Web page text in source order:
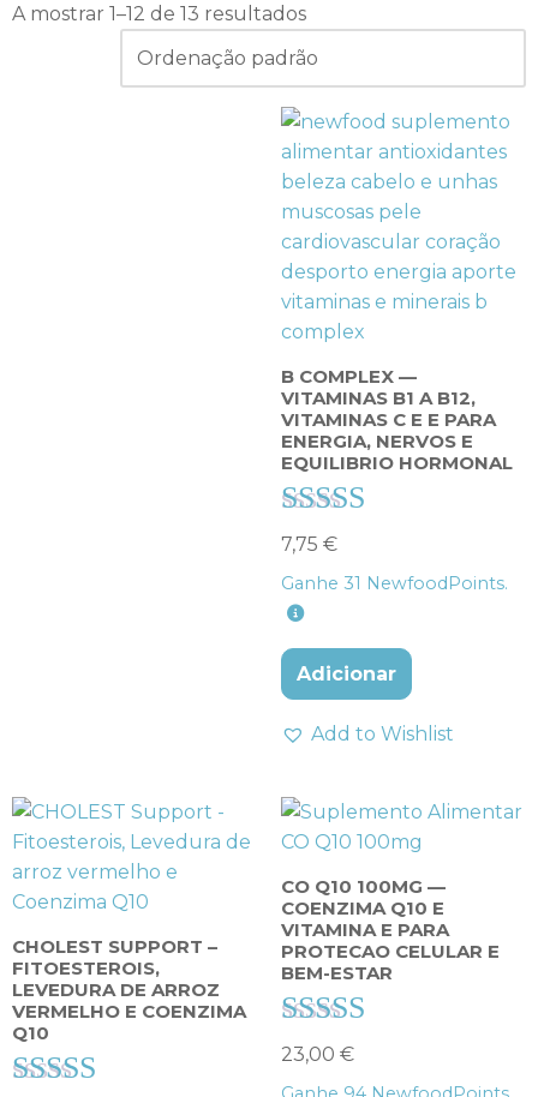
A mostrar 1–12 de 13 resultados
B COMPLEX —
VITAMINAS B1 A B12,
VITAMINAS C E E PARA
ENERGIA, NERVOS E
EQUILIBRIO HORMONAL
Avaliação
4.57
de 5
7,75 €
Ganhe 31 NewfoodPoints.
Adicionar
Add to Wishlist
CHOLEST SUPPORT –
FITOESTEROIS,
LEVEDURA DE ARROZ
VERMELHO E COENZIMA
Q10
CO Q10 100MG —
COENZIMA Q10 E
VITAMINA E PARA
PROTECAO CELULAR E
BEM-ESTAR
Avaliação
5.00
23,00 €